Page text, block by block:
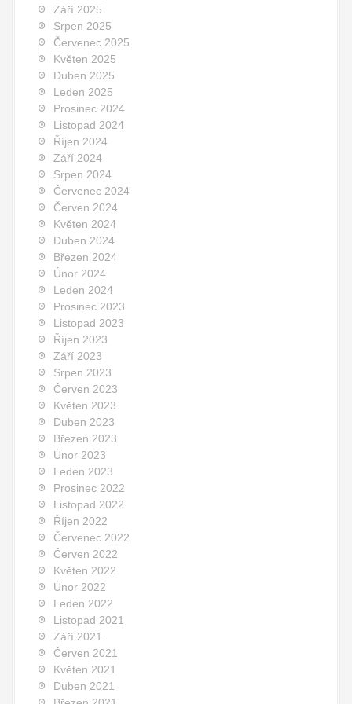
Září 2025
Srpen 2025
Červenec 2025
Květen 2025
Duben 2025
Leden 2025
Prosinec 2024
Listopad 2024
Říjen 2024
Září 2024
Srpen 2024
Červenec 2024
Červen 2024
Květen 2024
Duben 2024
Březen 2024
Únor 2024
Leden 2024
Prosinec 2023
Listopad 2023
Říjen 2023
Září 2023
Srpen 2023
Červen 2023
Květen 2023
Duben 2023
Březen 2023
Únor 2023
Leden 2023
Prosinec 2022
Listopad 2022
Říjen 2022
Červenec 2022
Červen 2022
Květen 2022
Únor 2022
Leden 2022
Listopad 2021
Září 2021
Červen 2021
Květen 2021
Duben 2021